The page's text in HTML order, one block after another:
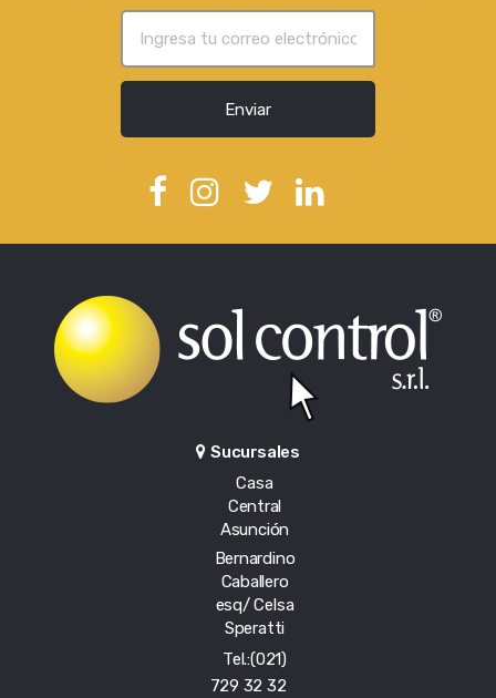
Enviar
Sucursales
Casa
Central
Asunción
Bernardino
Caballero
esq/ Celsa
Speratti
Tel.:(021)
729 32 32